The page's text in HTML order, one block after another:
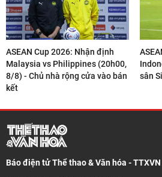
ASEAN Cup 2026: Nhận định
Malaysia vs Philippines (20h00,
8/8) - Chủ nhà rộng cửa vào bán
kết
sân
Báo điện tử Thể thao & Văn hóa - TTXVN